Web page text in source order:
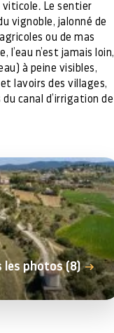
viticole. Le sentier
vignoble, jalonné de
ou de mas
l’eau n’est jamais loin,
à peine visibles,
lavoirs des villages,
canal d’irrigation de
les photos (8)